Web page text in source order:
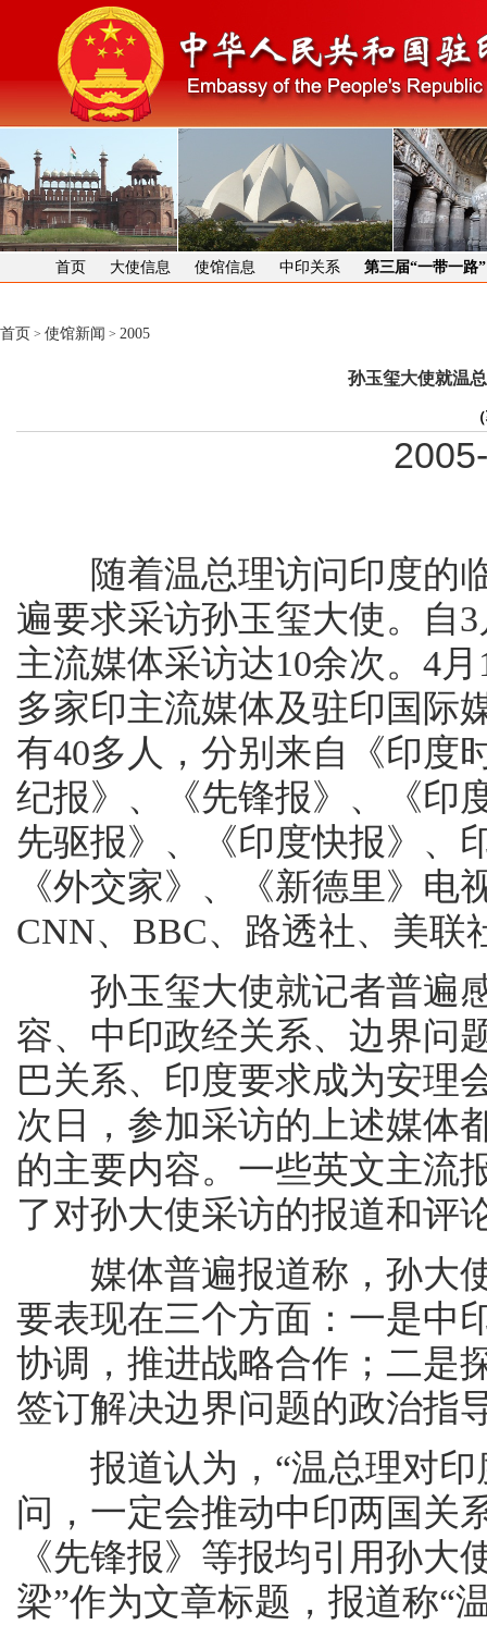
首页 大使信息 使馆信息 中印关系 第三届“一带一路
首页 > 使馆新闻 > 2005
孙玉玺大使就温
随着温总理访问印度的临
遍要求采访孙玉玺大使。自
主流媒体采访达10余次。4
多家印主流媒体及驻印国际
有40多人，分别来自《印度
纪报》、《先锋报》、《印
先驱报》、《印度快报》、
《外交家》、《新德里》
CNN、BBC、路透社、美联
孙玉玺大使就记者普遍感
容、中印政经关系、边界问
巴关系、印度要求成为安理
次日，参加采访的上述媒体
的主要内容。一些英文主流
了对孙大使采访的报道和评
媒体普遍报道称，孙大使
要表现在三个方面：一是中
协调，推进战略合作；二是
签订解决边界问题的政治指
报道认为，“温总理对印
问，一定会推动中印两国关
《先锋报》等报均引用孙
梁”作为文章标题，报道称“